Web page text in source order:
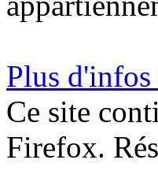
Plus d'infos
Ce site
Firefox.